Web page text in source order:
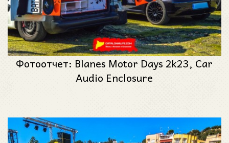
Фотоотчет: Blanes Motor Days 2k23, Car
Audio Enclosure